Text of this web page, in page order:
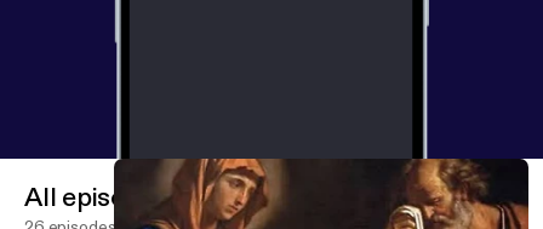
All episodes